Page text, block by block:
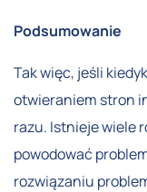
Podsumowanie
Tak więc, jeśli
otwieraniem stron
razu. Istnieje wiele
powodować
rozwiązaniu